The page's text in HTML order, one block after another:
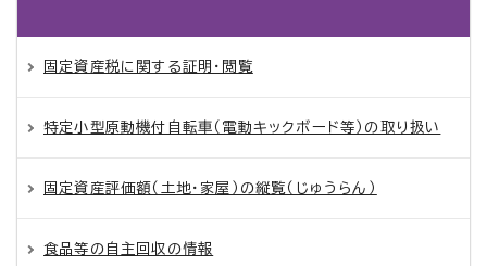
固定資産税に関する証明・閲覧
特定小型原動機付自転車（電動キックボード等）の取り扱い
固定資産評価額（土地・家屋）の縦覧（じゅうらん）
食品等の自主回収の情報